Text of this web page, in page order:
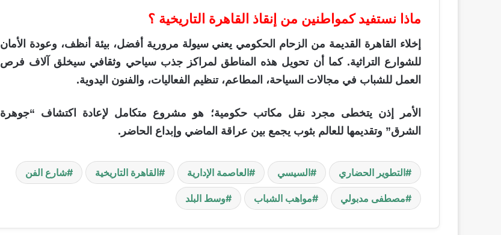
ماذا نستفيد كمواطنين من إنقاذ القاهرة التاريخية ؟
إخلاء القاهرة القديمة من الزحام الحكومي يعني سيولة مرورية أفضل، بيئة أنظف، وعودة الأمان
للشوارع التراثية. كما أن تحويل هذه المناطق لمراكز جذب سياحي وثقافي سيخلق آلاف فرص
العمل للشباب في مجالات السياحة، المطاعم، تنظيم الفعاليات، والفنون اليدوية.
الأمر إذن يتخطى مجرد نقل مكاتب حكومية؛ هو مشروع متكامل لإعادة اكتشاف “جوهرة
الشرق” وتقديمها للعالم بثوب يجمع بين عراقة الماضي وإبداع الحاضر.
التطوير الحضاري السيسي العاصمة الإدارية القاهرة التاريخية شارع الفن
مصطفى مدبولي مواهب الشباب وسط البلد